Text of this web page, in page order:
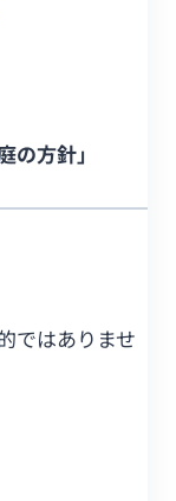
の方針」
ではありませ